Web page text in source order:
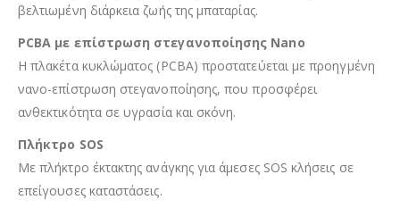
βελτιωμένη διάρκεια ζωής της μπαταρίας.
PCBA με επίστρωση στεγανοποίησης Nano
Η πλακέτα κυκλώματος (PCBA) προστατεύεται με προηγμένη
νανο-επίστρωση στεγανοποίησης, που προσφέρει
ανθεκτικότητα σε υγρασία και σκόνη.
Πλήκτρο SOS
Με πλήκτρο έκτακτης ανάγκης για άμεσες SOS κλήσεις σε
επείγουσες καταστάσεις.